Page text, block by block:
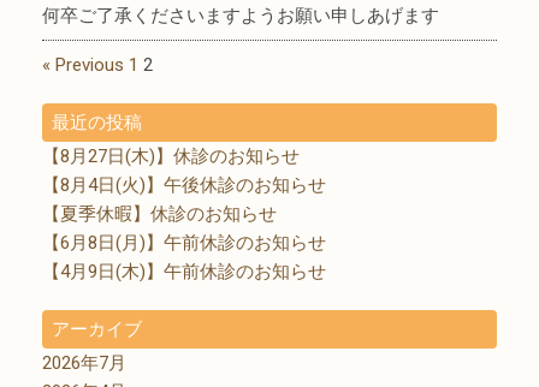
何卒ご了承くださいますようお願い申しあげます
« Previous 1 2
最近の投稿
【8月27日(木)】休診のお知らせ
【8月4日(火)】午後休診のお知らせ
【夏季休暇】休診のお知らせ
【6月8日(月)】午前休診のお知らせ
【4月9日(木)】午前休診のお知らせ
アーカイブ
2026年7月